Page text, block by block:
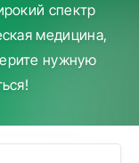
спектр
медицина,
нужную